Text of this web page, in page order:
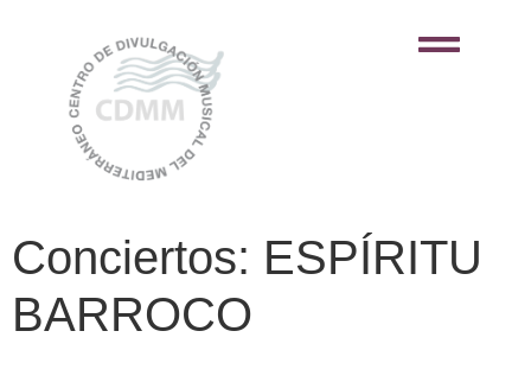
Conciertos: ESPÍRITU
BARROCO